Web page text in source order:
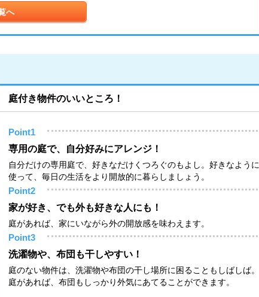
へ
庭付き物件のいいところ！
Point1
専用の庭で、自分好みにアレンジ！
自分だけの専用庭で、好きなだけくつろぐのもよし。好きなように
使って、毎日の生活をより開放的に暮らしましょう。
Point2
家が好き、でも外も好きな人にも！
庭があれば、家にいながら外の開放感を味わえます。
Point3
洗濯物や、布団も干しやすい！
庭のない物件は、洗濯物や布団の干し場所に困ることもしばしば。
庭があれば、布団もしっかり外気にあてることができます。